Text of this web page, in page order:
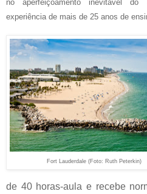
no aperfeiçoamento inevitável
experiência de mais de 25 anos de
Fort Lauderdale (Foto: Ruth Peterkin)
de 40 horas-aula e recebe